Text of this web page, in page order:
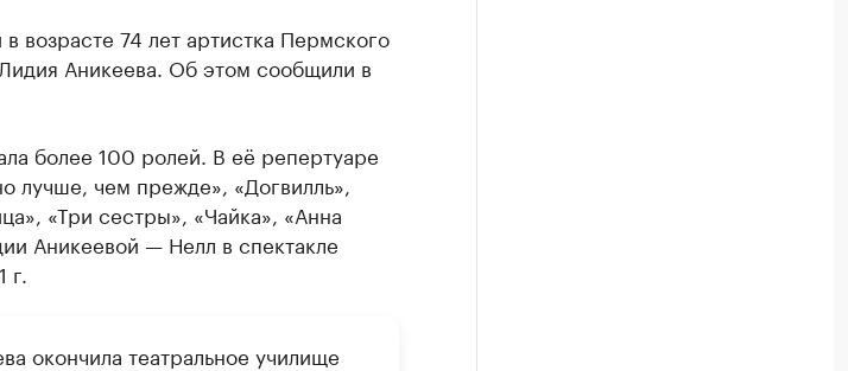
возрасте 74 лет артистка Пермского
Аникеева. Об этом сообщили в
более 100 ролей. В её репертуаре
чем прежде», «Догвилль»,
«Три сестры», «Чайка», «Анна
Аникеевой — Нелл в спектакле
окончила театральное училище